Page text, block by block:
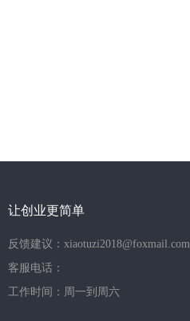
让创业更简单
反馈建议：xiaotuzi2018@foxmail.com
客服电话：
工作时间：周一到周六